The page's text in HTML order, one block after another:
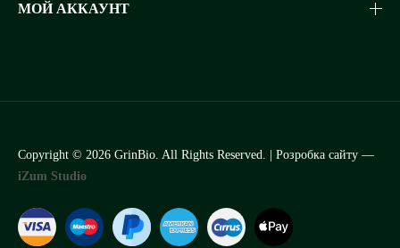
МОЙ АККАУНТ
Copyright © 2026 GrinBio. All Rights Reserved. | Розробка сайту —
iZum Studio